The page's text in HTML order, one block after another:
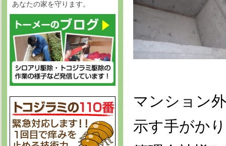
あなたの家を守ります。
マンション
示す手がか